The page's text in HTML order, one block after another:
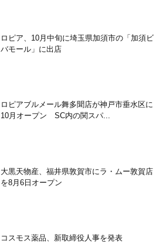
ロピア、10月中旬に埼玉県加須市の「加須ビ
バモール」に出店
ロピアブルメール舞多聞店が神戸市垂水区に
10月オープン SC内の関スパ...
大黒天物産、福井県敦賀市にラ・ムー敦賀店
を8月6日オープン
コスモス薬品、新取締役人事を発表